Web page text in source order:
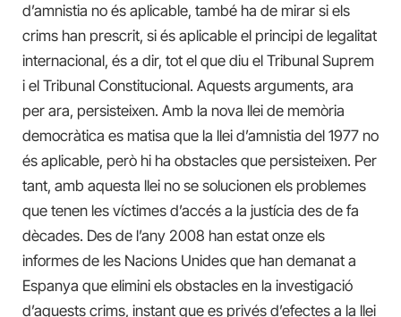
d’amnistia no és aplicable, també ha de mirar si els
crims han prescrit, si és aplicable el principi de legalitat
internacional, és a dir, tot el que diu el Tribunal Suprem
i el Tribunal Constitucional. Aquests arguments, ara
per ara, persisteixen. Amb la nova llei de memòria
democràtica es matisa que la llei d’amnistia del 1977 no
és aplicable, però hi ha obstacles que persisteixen. Per
tant, amb aquesta llei no se solucionen els problemes
que tenen les víctimes d’accés a la justícia des de fa
dècades. Des de l’any 2008 han estat onze els
informes de les Nacions Unides que han demanat a
Espanya que elimini els obstacles en la investigació
d’aquests crims, instant que es privés d’efectes a la llei